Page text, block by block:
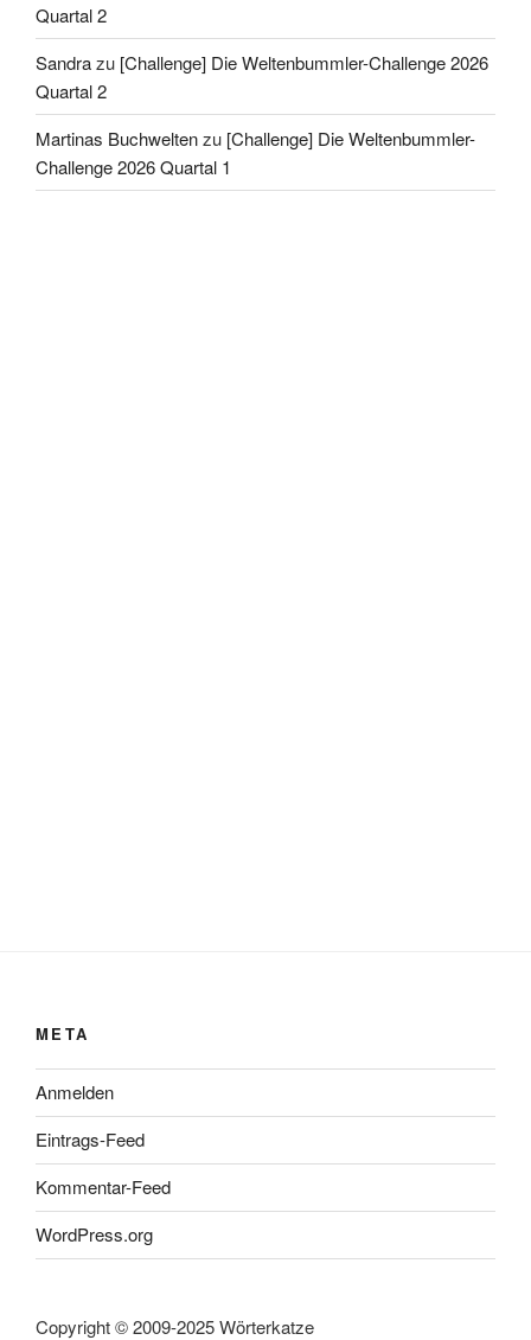
Quartal 2
Sandrazu [Challenge] Die Weltenbummler-Challenge 2026
Quartal 2
Martinas Buchweltenzu [Challenge] Die Weltenbummler-
Challenge 2026 Quartal 1
META
Anmelden
Eintrags-Feed
Kommentar-Feed
WordPress.org
Copyright © 2009-2025 Wörterkatze